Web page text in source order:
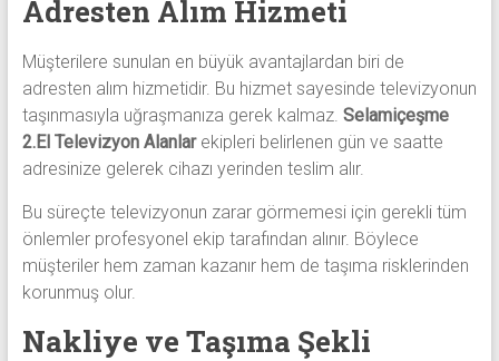
Adresten Alım Hizmeti
Müşterilere sunulan en büyük avantajlardan biri de
adresten alım hizmetidir. Bu hizmet sayesinde televizyonun
taşınmasıyla uğraşmanıza gerek kalmaz. Selamiçeşme
2.El Televizyon Alanlarekipleri belirlenen gün ve saatte
adresinize gelerek cihazı yerinden teslim alır.
Bu süreçte televizyonun zarar görmemesi için gerekli tüm
önlemler profesyonel ekip tarafından alınır. Böylece
müşteriler hem zaman kazanır hem de taşıma risklerinden
korunmuş olur.
Nakliye ve Taşıma Şekli